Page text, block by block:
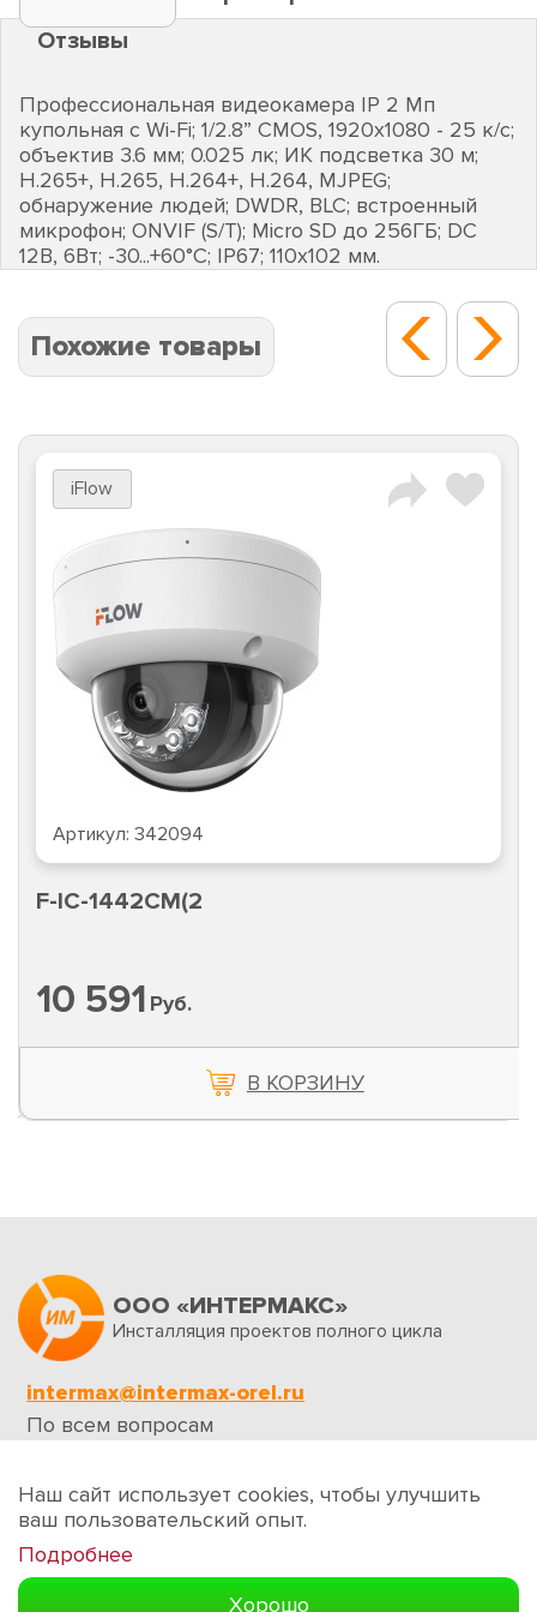
Отзывы
Профессиональная видеокамера IP 2 Мп
купольная с Wi-Fi; 1/2.8” CMOS, 1920х1080 - 25 к/с;
объектив 3.6 мм; 0.025 лк; ИК подсветка 30 м;
H.265+, H.265, H.264+, H.264, MJPEG;
обнаружение людей; DWDR, BLC; встроенный
микрофон; ONVIF (S/T); Micro SD до 256ГБ; DC
12В, 6Вт; -30...+60°C; IP67; 110х102 мм.
Похожие товары
iFlow
Артикул: 342094
F-IC-1442CM(2
10 591 Руб.
В КОРЗИНУ
ООО «ИНТЕРМАКС»
Инсталляция проектов полного цикла
intermax@intermax-orel.ru
По всем вопросам
Обратная связь
Наш сайт использует cookies, чтобы улучшить
ваш пользовательский опыт.
Подробнее
Хорошо